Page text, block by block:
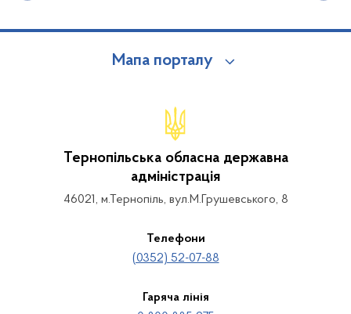
Мапа порталу
Тернопільська обласна державна
адміністрація
46021, м.Тернопіль, вул.М.Грушевського, 8
Телефони
(0352) 52-07-88
Гаряча лінія